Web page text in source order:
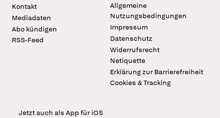
Kontakt
Mediadaten
Abo kündigen
RSS-Feed
Allgemeine
Nutzungsbedingungen
Impressum
Datenschutz
Widerrufsrecht
Netiquette
Erklärung zur Barrierefreiheit
Cookies & Tracking
Jetzt auch als App für iOS